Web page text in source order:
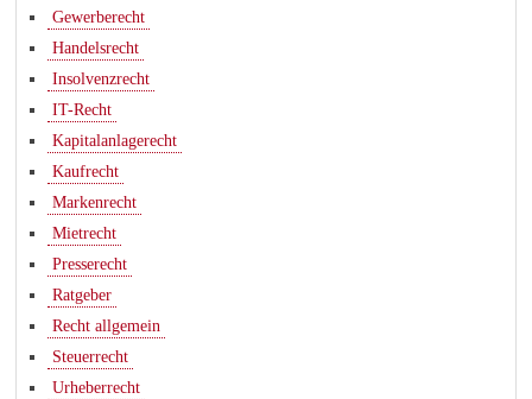
Gewerberecht
Handelsrecht
Insolvenzrecht
IT-Recht
Kapitalanlagerecht
Kaufrecht
Markenrecht
Mietrecht
Presserecht
Ratgeber
Recht allgemein
Steuerrecht
Urheberrecht